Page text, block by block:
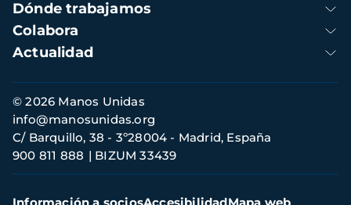
Dónde trabajamos
Colabora
Actualidad
Información
de
contacto
© 2026 Manos Unidas
C/ Barquillo, 38 - 3º28004 - Madrid, España
900 811 888
BIZUM 33439
info@manosunidas.org
Menú